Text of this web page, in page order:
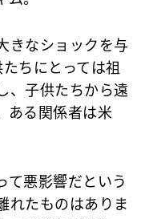
きなショックを与
ちにとっては祖
、子供たちから遠
ある関係者は米
悪影響だという
れたものはありま